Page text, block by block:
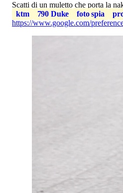
Scatti di un muletto che porta la
ktm
790 Duke foto spia
https://www.google.com/